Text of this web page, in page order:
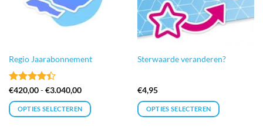
Regio Jaarabonnement
Gewaardeerd
4.4uit 5
€420,00 - €3.040,00Prijsklasse:
tot
€3.040,00
OPTIES SELECTEREN
Sterwaarde veranderen?
€4,95
OPTIES SELECTEREN